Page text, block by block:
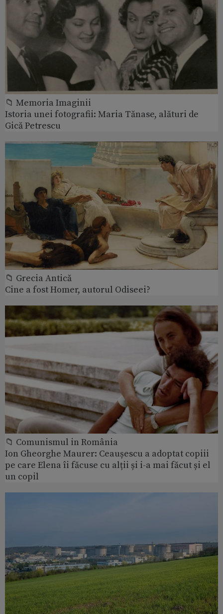
📁 Memoria Imaginii
Istoria unei fotografii: Maria Tănase, alături de
Gică Petrescu
📁 Grecia Antică
Cine a fost Homer, autorul Odiseei?
📁 Comunismul in România
Ion Gheorghe Maurer: Ceaușescu a adoptat copiii
pe care Elena îi făcuse cu alții și i-a mai făcut și el
un copil